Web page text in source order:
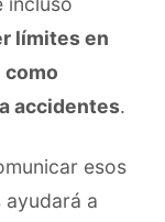
límites en
como
accidentes.
esos
ayudará a